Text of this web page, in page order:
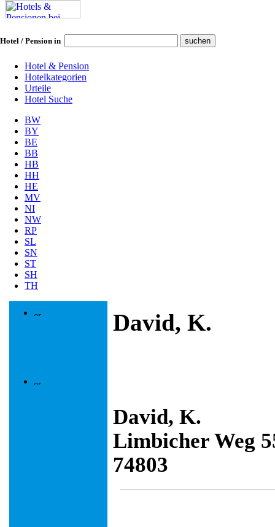
Hotel / Pension in
Hotel & Pension
Hotelkategorien
Urteile
Hotel Suche
BW
BY
BE
BB
HB
HH
HE
MV
NI
NW
RP
SL
SN
ST
SH
TH
David, K.
David, K.
Limbicher Weg
74803